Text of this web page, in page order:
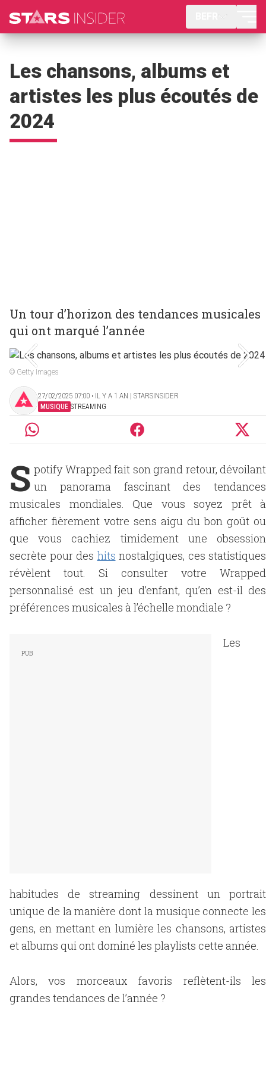
Les chansons, albums et
artistes les plus écoutés de
2024
Un tour d’horizon des tendances musicales
qui ont marqué l’année
© Getty Images
27/02/2025 07:00 ‧ IL Y A 1 AN | STARSINSIDER
MUSIQUE STREAMING
S potify Wrapped fait son grand retour, dévoilant
un panorama fascinant des tendances
musicales mondiales. Que vous soyez prêt à
afficher fièrement votre sens aigu du bon goût ou
que vous cachiez timidement une obsession
secrète pour des hits nostalgiques, ces statistiques
révèlent tout. Si consulter votre Wrapped
personnalisé est un jeu d’enfant, qu’en est-il des
préférences musicales à l’échelle mondiale ?
Les
habitudes de streaming dessinent un portrait
unique de la manière dont la musique connecte les
gens, en mettant en lumière les chansons, artistes
et albums qui ont dominé les playlists cette année.
Alors, vos morceaux favoris reflètent-ils les
grandes tendances de l’année ?